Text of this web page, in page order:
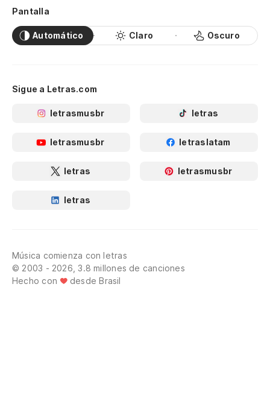
Pantalla
Automático Claro Oscuro
Sigue a Letras.com
letrasmusbr letras
letrasmusbr letraslatam
letras letrasmusbr
letras
Música comienza con letras
© 2003 - 2026, 3.8 millones de canciones
Hecho con
desde Brasil